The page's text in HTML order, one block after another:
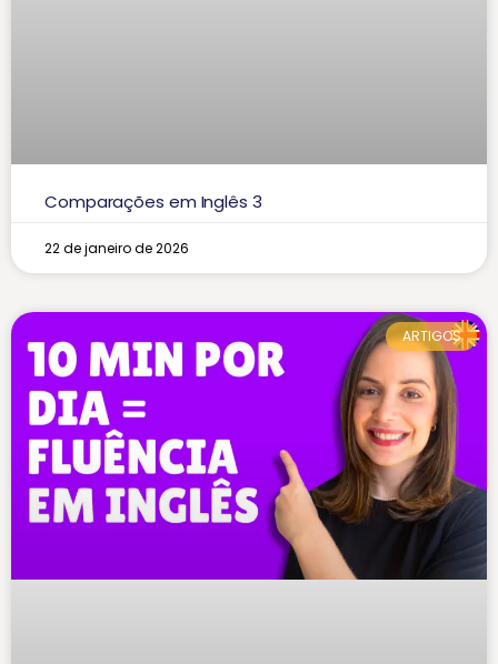
Comparações em Inglês 3
22 de janeiro de 2026
ARTIGOS